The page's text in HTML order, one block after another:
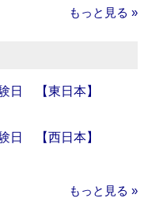
もっと見る »
日 【東日本】
日 【西日本】
もっと見る »